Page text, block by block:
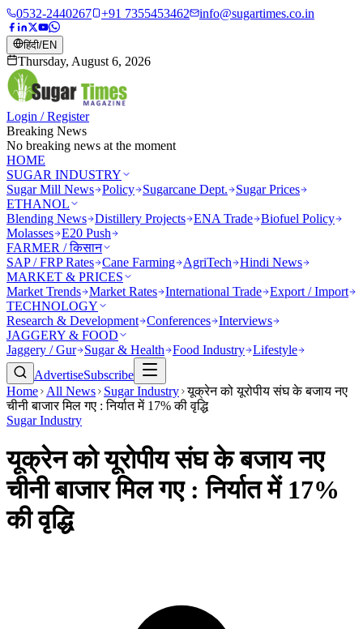
0532-2440267 +91 7355453462 info@sugartimes.co.in
हिंदी/EN
Thursday, August 6, 2026
Login / Register
Breaking News
No breaking news at the moment
HOME
SUGAR INDUSTRY
Sugar Mill News Policy Sugarcane Dept.
Sugar Prices
ETHANOL
Blending News Distillery Projects ENA Trade Biofuel Policy
Molasses E20 Push
FARMER / किसान
SAP / FRP Rates Cane Farming AgriTech
Hindi News
MARKET & PRICES
Market Trends Market Rates International Trade Export / Import
TECHNOLOGY
Research & Development Conferences Interviews
JAGGERY & FOOD
Jaggery / Gur
Sugar & Health Food Industry Lifestyle
AdvertiseSubscribe
Home
All News Sugar Industry यूक्रेन को यूरोपीय संघ के बजाय नए
चीनी बाजार मिल गए : निर्यात में 17% की वृद्धि
Sugar Industry
यूक्रेन को यूरोपीय संघ के बजाय नए
चीनी बाजार मिल गए : निर्यात में 17%
की वृद्धि